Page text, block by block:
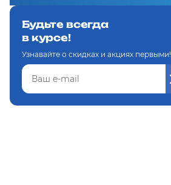
Будьте всегда
в курсе!
Узнавайте о скидках и акциях первыми!